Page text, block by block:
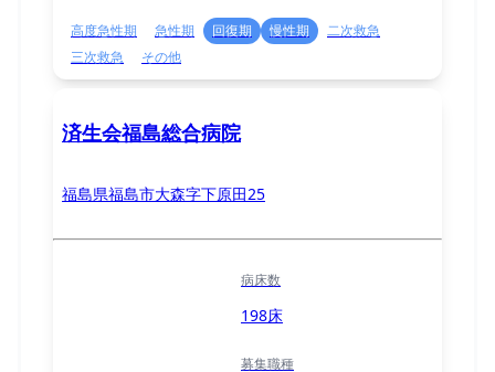
高度急性期 急性期 回復期 慢性期
二次救急
三次救急
その他
済生会福島総合病院
福島県福島市大森字下原田25
病床数
198床
募集職種